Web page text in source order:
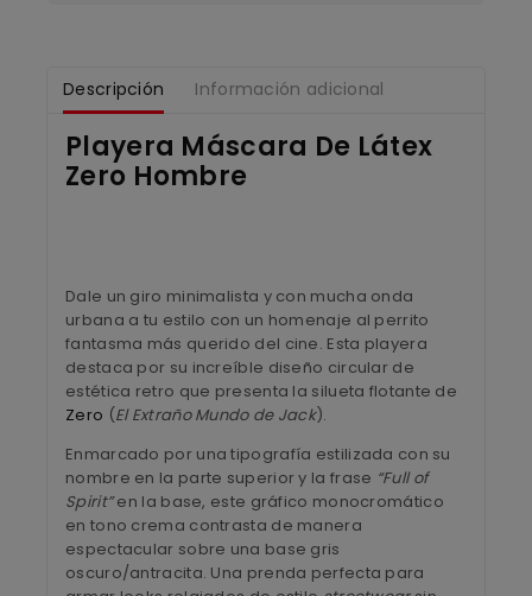
Descripción Información adicional
Playera Máscara De Látex
Zero Hombre
Dale un giro minimalista y con mucha onda
urbana a tu estilo con un homenaje al perrito
fantasma más querido del cine. Esta playera
destaca por su increíble diseño circular de
estética retro que presenta la silueta flotante de
Zero (El Extraño Mundo de Jack).
Enmarcado por una tipografía estilizada con su
nombre en la parte superior y la frase “Full of
Spirit”en la base, este gráfico monocromático
en tono crema contrasta de manera
espectacular sobre una base gris
oscuro/antracita. Una prenda perfecta para